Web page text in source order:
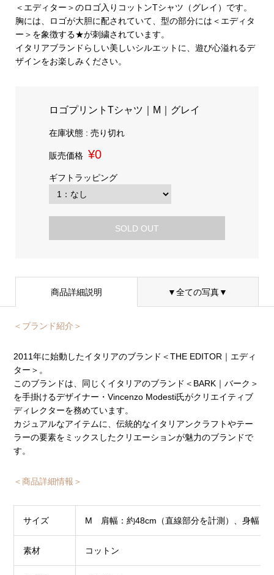
＜エディター＞のロゴ入りコットンTシャツ（グレイ）です。
胸には、ロゴが大胆に配されていて、型の部分には＜エディタ
ー＞を象徴する★が刺繍されています。
イタリアブランドらしい美しいシルエットに、遊び心溢れるデ
ザインをお楽しみください。
ロゴプリントTシャツ｜M｜グレイ
在庫状態 : 売り切れ
販売価格 ¥0
ギフトラッピング
SOLD OUT
商品詳細説明 ▼全ての写真▼
＜ブランド紹介＞
2011年に始動したイタリアのブランド＜THE EDITOR｜エディ
ター＞。
このブランドは、同じくイタリアのブランド＜BARK｜バーク＞
を手掛けるデザイナー・Vincenzo Modesti氏がクリエイティブ
ディレクターを務めています。
カジュアルなアイテムに、伝統的なイタリアンクラフトやテー
ラーの要素をミックスしたクリエーションが魅力のブランドで
す。
＜商品詳細情報＞
サイズ M 肩幅：約48cm（直線部分を計測）、身幅：
素材 コットン